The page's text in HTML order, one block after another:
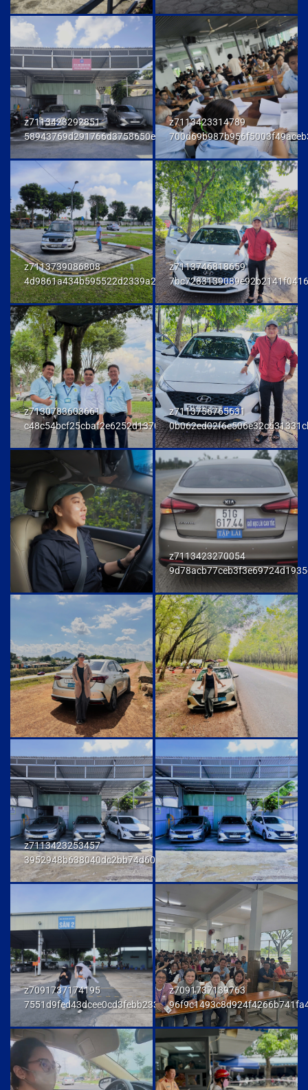
z7113423292851
58943769d291766d3758650e972d81fd
z7113423314789
z7113739086808
4d9861a434b595522d2339a23458e048
z7113746818659
z7130783603661
c48c54bcf25cbaf2e6252d137093a294
z7113756765631
z7113423270054
z7113423253457
3952948b638040dc2bb74d606db7a6f9
z7091737174195
7551d9fed43dcee0cd3febb233847292
z7091737139763